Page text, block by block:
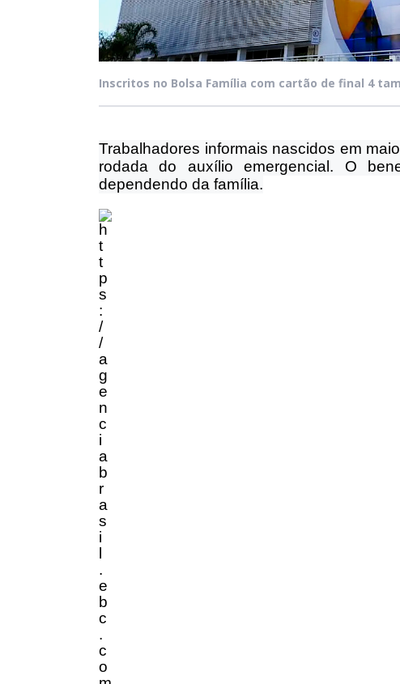
Inscritos no Bolsa Família com cartão de final 4
Trabalhadores informais nascidos em
rodada do auxílio emergencial. O
dependendo da família.